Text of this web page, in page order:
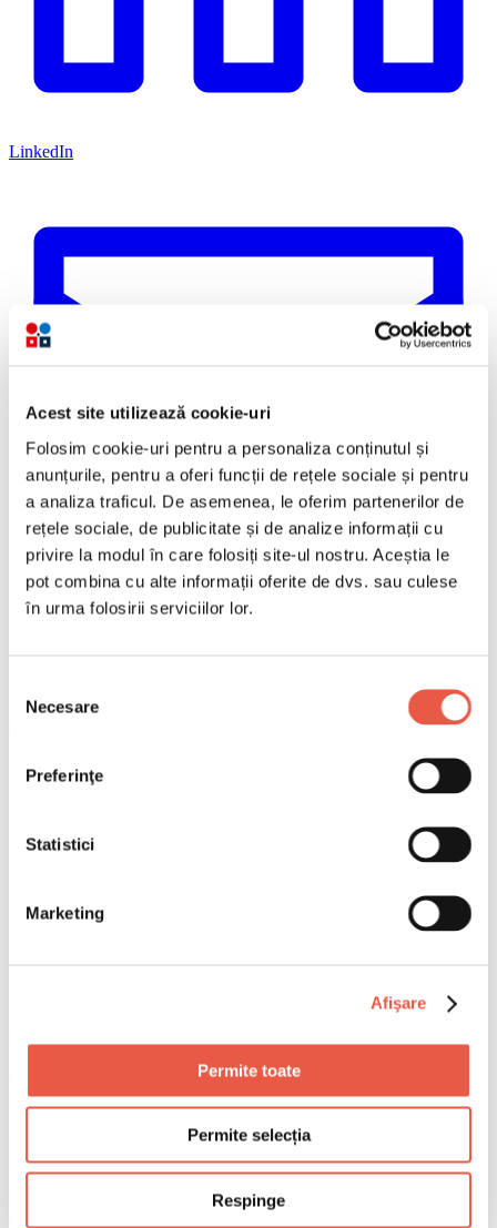
Acest site utilizează cookie-uri
Folosim cookie-uri pentru a personaliza conținutul și
anunțurile, pentru a oferi funcții de rețele sociale și pentru
a analiza traficul. De asemenea, le oferim partenerilor de
rețele sociale, de publicitate și de analize informații cu
privire la modul în care folosiți site-ul nostru. Aceștia le
pot combina cu alte informații oferite de dvs. sau culese
în urma folosirii serviciilor lor.
consimțământului
Necesare
Preferinţe
Statistici
Marketing
Afişare
Permite toate
Permite selecția
Respinge
LinkedIn
Ce este Midnight Sun Hunt și cum funcționează
Ce este Midnight Sun Hunt și cum
Competiția se numește Midnight Sun Hunt și a fost lansată de Visit
Levi, biroul de turism al stațiunii Levi din Laponia finlandeză.
până la sfârșitul lunii august sau până când cineva revendică
premiul.
Participanții ridică primul indiciu de la Centrul de Vizitatori din Levi